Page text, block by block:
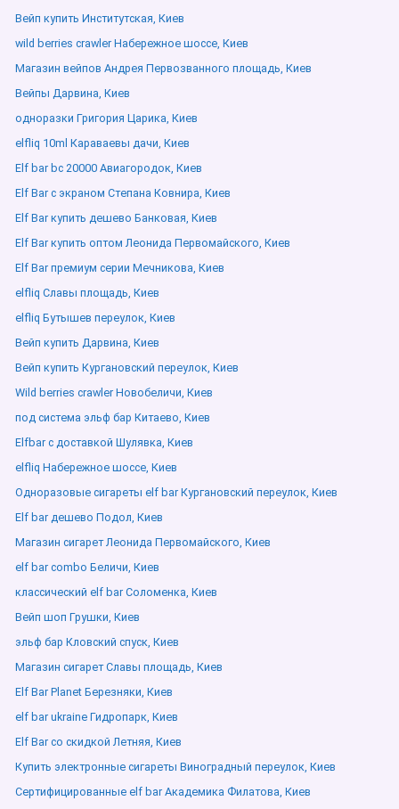
Вейп купить Институтская, Киев
wild berries crawler Набережное шоссе, Киев
Магазин вейпов Андрея Первозванного площадь, Киев
Вейпы Дарвина, Киев
одноразки Григория Царика, Киев
elfliq 10ml Караваевы дачи, Киев
Elf bar bc 20000 Авиагородок, Киев
Elf Bar с экраном Степана Ковнира, Киев
Elf Bar купить дешево Банковая, Киев
Elf Bar купить оптом Леонида Первомайского, Киев
Elf Bar премиум серии Мечникова, Киев
elfliq Славы площадь, Киев
elfliq Бутышев переулок, Киев
Вейп купить Дарвина, Киев
Вейп купить Кургановский переулок, Киев
Wild berries crawler Новобеличи, Киев
под система эльф бар Китаево, Киев
Elfbar с доставкой Шулявка, Киев
elfliq Набережное шоссе, Киев
Одноразовые сигареты elf bar Кургановский переулок, Киев
Elf bar дешево Подол, Киев
Магазин сигарет Леонида Первомайского, Киев
elf bar combo Беличи, Киев
классический elf bar Соломенка, Киев
Вейп шоп Грушки, Киев
эльф бар Кловский спуск, Киев
Магазин сигарет Славы площадь, Киев
Elf Bar Planet Березняки, Киев
elf bar ukraine Гидропарк, Киев
Elf Bar со скидкой Летняя, Киев
Купить электронные сигареты Виноградный переулок, Киев
Сертифицированные elf bar Академика Филатова, Киев